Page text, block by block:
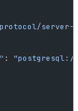
server-
: "postgresql://